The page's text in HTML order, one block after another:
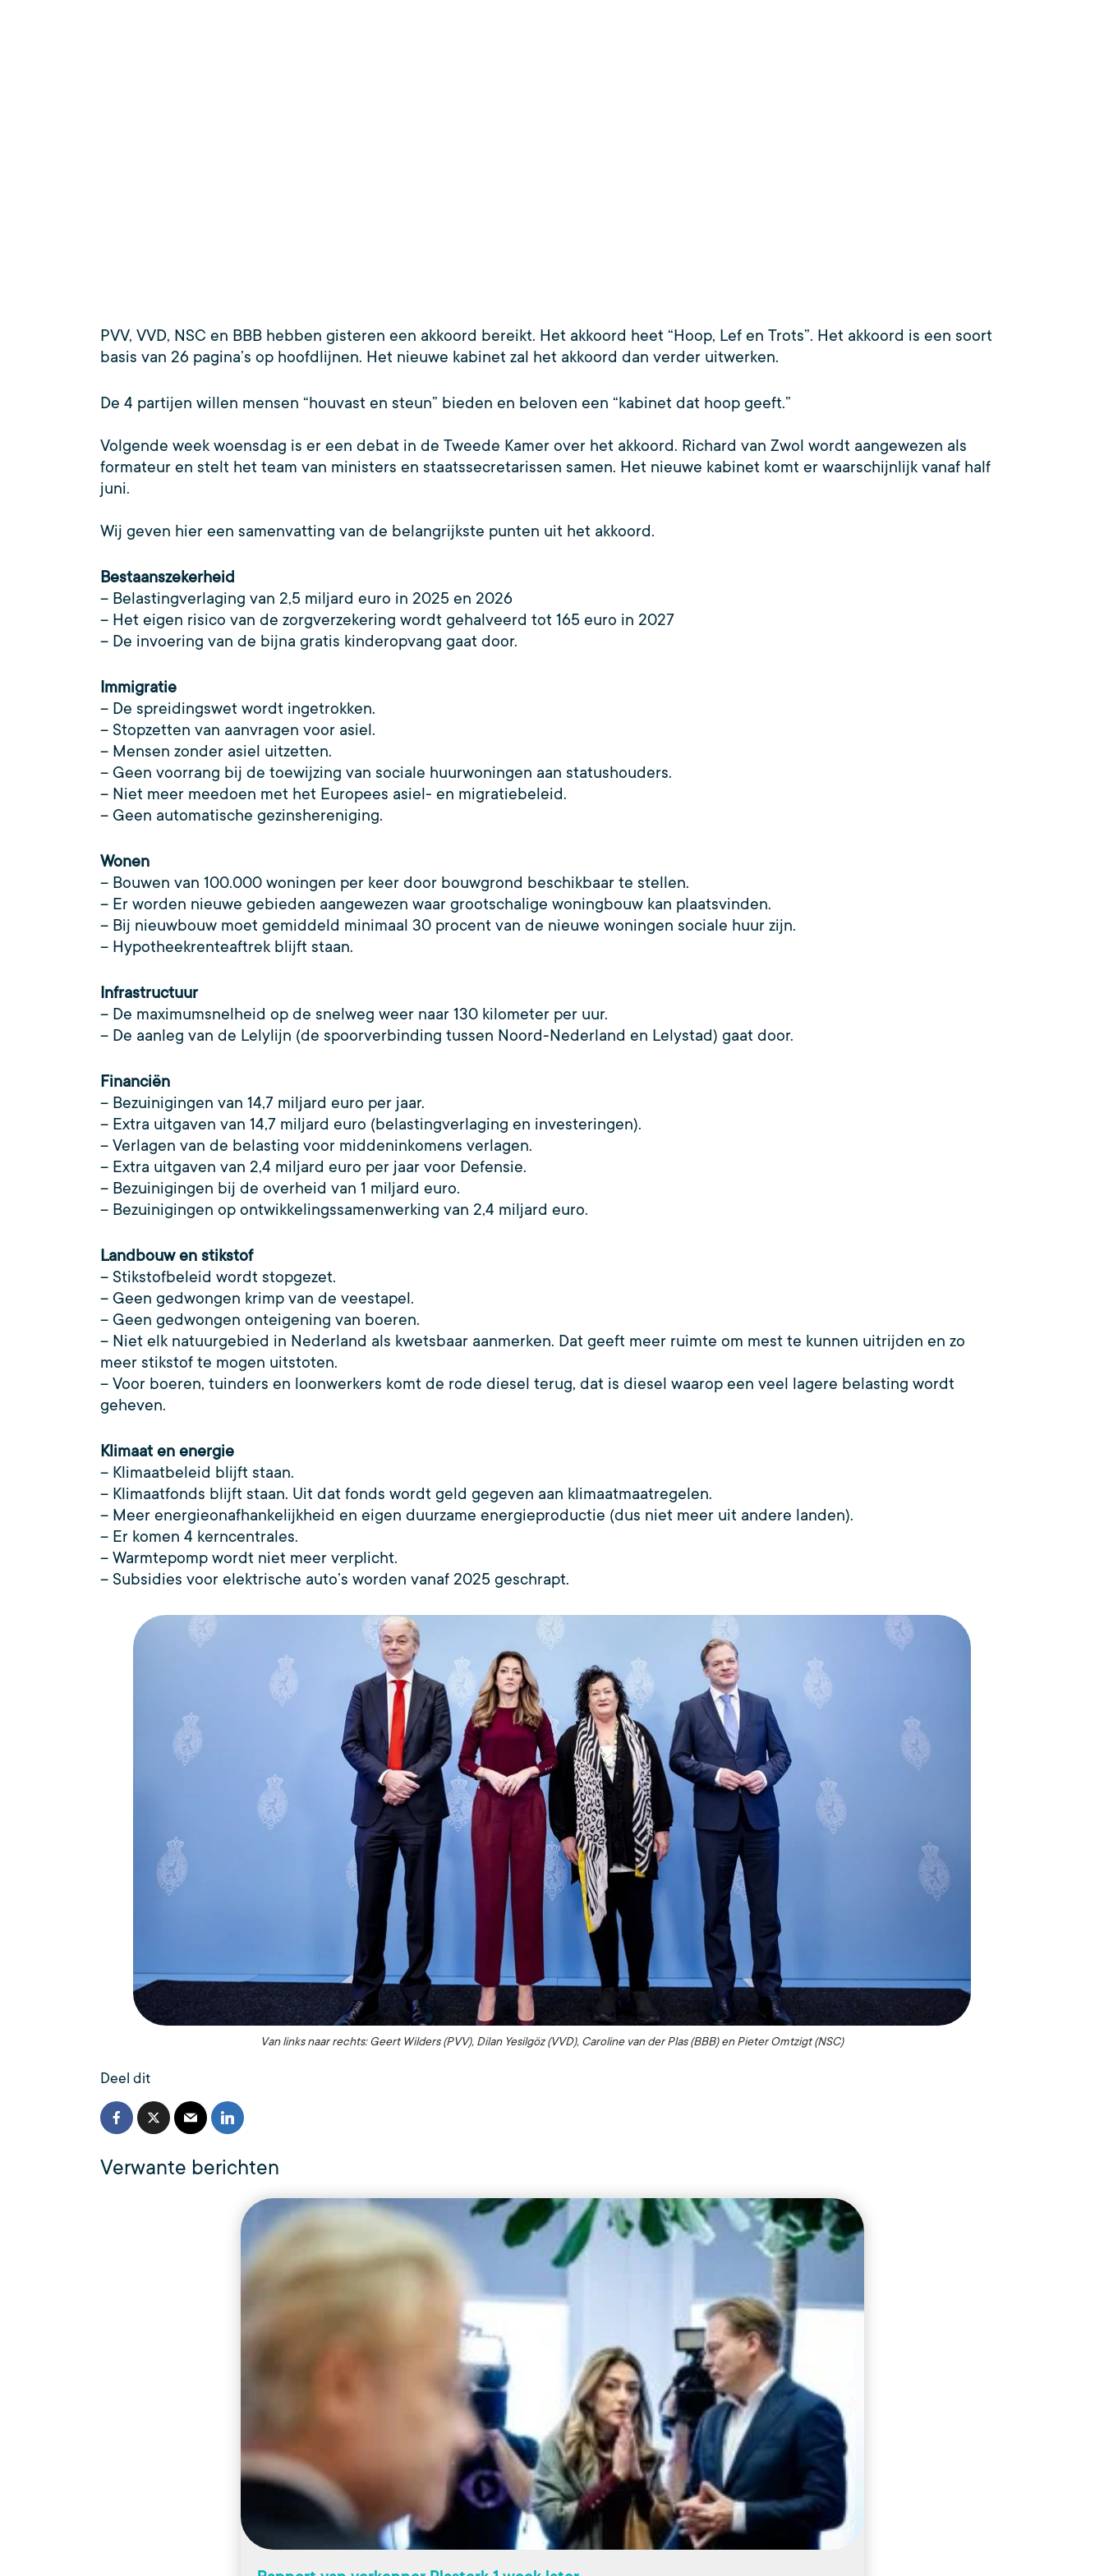
PVV, VVD, NSC en BBB hebben gisteren een akkoord bereikt. Het akkoord heet “Hoop, Lef en Trots”. Het akkoord is een soort
basis van 26 pagina’s op hoofdlijnen. Het nieuwe kabinet zal het akkoord dan verder uitwerken.
De 4 partijen willen mensen “houvast en steun” bieden en beloven een “kabinet dat hoop geeft.”
Volgende week woensdag is er een debat in de Tweede Kamer over het akkoord. Richard van Zwol wordt aangewezen als
formateur en stelt het team van ministers en staatssecretarissen samen. Het nieuwe kabinet komt er waarschijnlijk vanaf half
juni.
Wij geven hier een samenvatting van de belangrijkste punten uit het akkoord.
Bestaanszekerheid
– Belastingverlaging van 2,5 miljard euro in 2025 en 2026
– Het eigen risico van de zorgverzekering wordt gehalveerd tot 165 euro in 2027
– De invoering van de bijna gratis kinderopvang gaat door.
Immigratie
– De spreidingswet wordt ingetrokken.
– Stopzetten van aanvragen voor asiel.
– Mensen zonder asiel uitzetten.
– Geen voorrang bij de toewijzing van sociale huurwoningen aan statushouders.
– Niet meer meedoen met het Europees asiel- en migratiebeleid.
– Geen automatische gezinshereniging.
Wonen
– Bouwen van 100.000 woningen per keer door bouwgrond beschikbaar te stellen.
– Er worden nieuwe gebieden aangewezen waar grootschalige woningbouw kan plaatsvinden.
– Bij nieuwbouw moet gemiddeld minimaal 30 procent van de nieuwe woningen sociale huur zijn.
– Hypotheekrenteaftrek blijft staan.
Infrastructuur
– De maximumsnelheid op de snelweg weer naar 130 kilometer per uur.
– De aanleg van de Lelylijn (de spoorverbinding tussen Noord-Nederland en Lelystad) gaat door.
Financiën
– Bezuinigingen van 14,7 miljard euro per jaar.
– Extra uitgaven van 14,7 miljard euro (belastingverlaging en investeringen).
– Verlagen van de belasting voor middeninkomens verlagen.
– Extra uitgaven van 2,4 miljard euro per jaar voor Defensie.
– Bezuinigingen bij de overheid van 1 miljard euro.
– Bezuinigingen op ontwikkelingssamenwerking van 2,4 miljard euro.
Landbouw en stikstof
– Stikstofbeleid wordt stopgezet.
– Geen gedwongen krimp van de veestapel.
– Geen gedwongen onteigening van boeren.
– Niet elk natuurgebied in Nederland als kwetsbaar aanmerken. Dat geeft meer ruimte om mest te kunnen uitrijden en zo
meer stikstof te mogen uitstoten.
– Voor boeren, tuinders en loonwerkers komt de rode diesel terug, dat is diesel waarop een veel lagere belasting wordt
geheven.
Klimaat en energie
– Klimaatbeleid blijft staan.
– Klimaatfonds blijft staan. Uit dat fonds wordt geld gegeven aan klimaatmaatregelen.
– Meer energieonafhankelijkheid en eigen duurzame energieproductie (dus niet meer uit andere landen).
– Er komen 4 kerncentrales.
– Warmtepomp wordt niet meer verplicht.
– Subsidies voor elektrische auto’s worden vanaf 2025 geschrapt.
Van links naar rechts: Geert Wilders (PVV), Dilan Yesilgöz (VVD), Caroline van der Plas (BBB) en Pieter Omtzigt (NSC)
Deel dit
Verwante berichten